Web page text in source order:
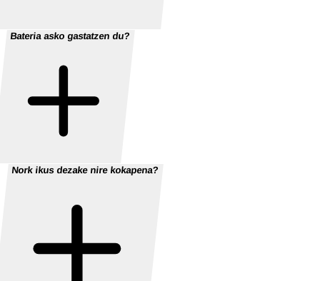
Bateria asko gastatzen du?
Nork ikus dezake nire kokapena?